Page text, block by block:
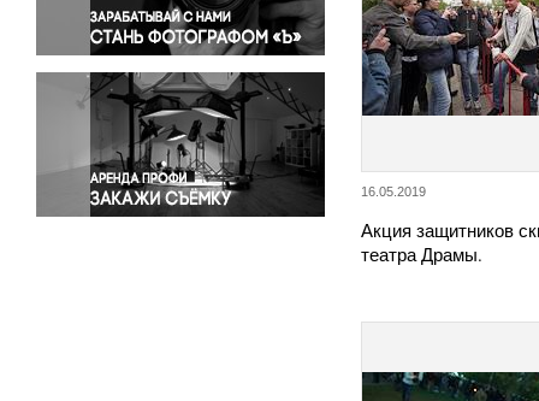
Происшествия и конфликты
Религия
Светская жизнь
Спорт
Экология
Экономика и бизнес
16.05.2019
Акция защитников
театра Драмы.